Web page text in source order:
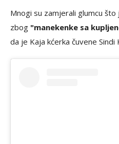
Mnogi su zamjerali glumcu
zbog "manekenke sa
da je Kaja kćerka čuvene Sindi